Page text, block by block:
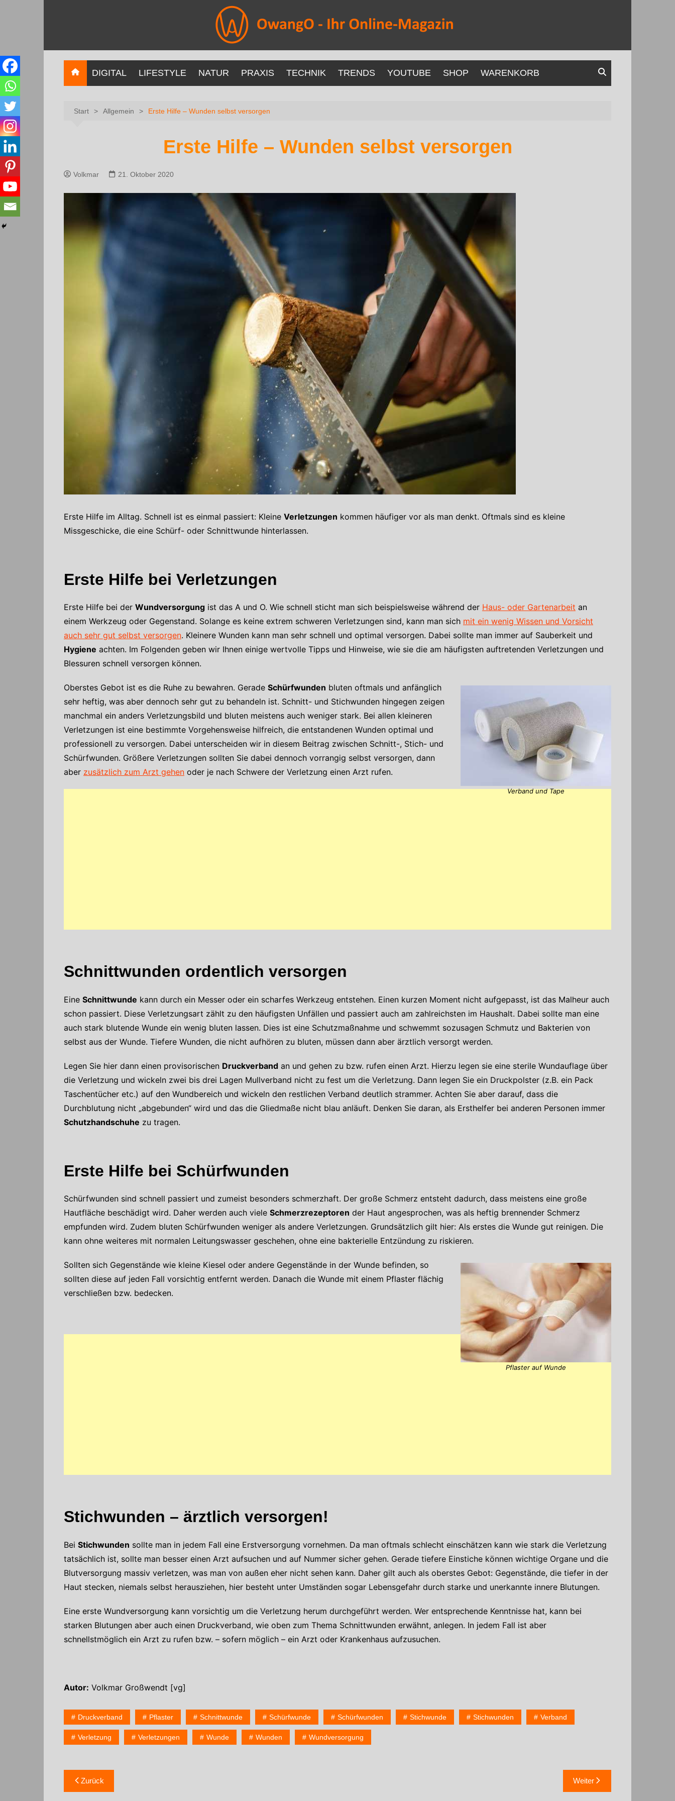
DIGITAL LIFESTYLE NATUR PRAXIS TECHNIK TRENDS YOUTUBE SHOP WARENKORB
Start Allgemein Erste Hilfe – Wunden selbst versorgen
Erste Hilfe – Wunden selbst versorgen
Volkmar 21. Oktober 2020
Erste Hilfe im Alltag. Schnell ist es einmal passiert: Kleine Verletzungen kommen häufiger vor als man denkt. Oftmals sind es kleine
Missgeschicke, die eine Schürf- oder Schnittwunde hinterlassen.
Erste Hilfe bei Verletzungen
Erste Hilfe bei der Wundversorgung ist das A und O. Wie schnell sticht man sich beispielsweise während der Haus- oder Gartenarbeit an
einem Werkzeug oder Gegenstand. Solange es keine extrem schweren Verletzungen sind, kann man sich mit ein wenig Wissen und Vorsicht
auch sehr gut selbst versorgen. Kleinere Wunden kann man sehr schnell und optimal versorgen. Dabei sollte man immer auf Sauberkeit und
Hygiene achten. Im Folgenden geben wir Ihnen einige wertvolle Tipps und Hinweise, wie sie die am häufigsten auftretenden Verletzungen und
Blessuren schnell versorgen können.
Verband und Tape
Oberstes Gebot ist es die Ruhe zu bewahren. Gerade Schürfwunden bluten oftmals und anfänglich
sehr heftig, was aber dennoch sehr gut zu behandeln ist. Schnitt- und Stichwunden hingegen zeigen
manchmal ein anders Verletzungsbild und bluten meistens auch weniger stark. Bei allen kleineren
Verletzungen ist eine bestimmte Vorgehensweise hilfreich, die entstandenen Wunden optimal und
professionell zu versorgen. Dabei unterscheiden wir in diesem Beitrag zwischen Schnitt-, Stich- und
Schürfwunden. Größere Verletzungen sollten Sie dabei dennoch vorrangig selbst versorgen, dann
aber zusätzlich zum Arzt gehen oder je nach Schwere der Verletzung einen Arzt rufen.
Schnittwunden ordentlich versorgen
Eine Schnittwunde kann durch ein Messer oder ein scharfes Werkzeug entstehen. Einen kurzen Moment nicht aufgepasst, ist das Malheur auch
schon passiert. Diese Verletzungsart zählt zu den häufigsten Unfällen und passiert auch am zahlreichsten im Haushalt. Dabei sollte man eine
auch stark blutende Wunde ein wenig bluten lassen. Dies ist eine Schutzmaßnahme und schwemmt sozusagen Schmutz und Bakterien von
selbst aus der Wunde. Tiefere Wunden, die nicht aufhören zu bluten, müssen dann aber ärztlich versorgt werden.
Legen Sie hier dann einen provisorischen Druckverband an und gehen zu bzw. rufen einen Arzt. Hierzu legen sie eine sterile Wundauflage über
die Verletzung und wickeln zwei bis drei Lagen Mullverband nicht zu fest um die Verletzung. Dann legen Sie ein Druckpolster (z.B. ein Pack
Taschentücher etc.) auf den Wundbereich und wickeln den restlichen Verband deutlich strammer. Achten Sie aber darauf, dass die
Durchblutung nicht „abgebunden“ wird und das die Gliedmaße nicht blau anläuft. Denken Sie daran, als Ersthelfer bei anderen Personen immer
Schutzhandschuhe zu tragen.
Erste Hilfe bei Schürfwunden
Schürfwunden sind schnell passiert und zumeist besonders schmerzhaft. Der große Schmerz entsteht dadurch, dass meistens eine große
Hautfläche beschädigt wird. Daher werden auch viele Schmerzrezeptoren der Haut angesprochen, was als heftig brennender Schmerz
empfunden wird. Zudem bluten Schürfwunden weniger als andere Verletzungen. Grundsätzlich gilt hier: Als erstes die Wunde gut reinigen. Die
kann ohne weiteres mit normalen Leitungswasser geschehen, ohne eine bakterielle Entzündung zu riskieren.
Pflaster auf Wunde
Sollten sich Gegenstände wie kleine Kiesel oder andere Gegenstände in der Wunde befinden, so
sollten diese auf jeden Fall vorsichtig entfernt werden. Danach die Wunde mit einem Pflaster flächig
verschließen bzw. bedecken.
Stichwunden – ärztlich versorgen!
Bei Stichwunden sollte man in jedem Fall eine Erstversorgung vornehmen. Da man oftmals schlecht einschätzen kann wie stark die Verletzung
tatsächlich ist, sollte man besser einen Arzt aufsuchen und auf Nummer sicher gehen. Gerade tiefere Einstiche können wichtige Organe und die
Blutversorgung massiv verletzen, was man von außen eher nicht sehen kann. Daher gilt auch als oberstes Gebot: Gegenstände, die tiefer in der
Haut stecken, niemals selbst herausziehen, hier besteht unter Umständen sogar Lebensgefahr durch starke und unerkannte innere Blutungen.
Eine erste Wundversorgung kann vorsichtig um die Verletzung herum durchgeführt werden. Wer entsprechende Kenntnisse hat, kann bei
starken Blutungen aber auch einen Druckverband, wie oben zum Thema Schnittwunden erwähnt, anlegen. In jedem Fall ist aber
schnellstmöglich ein Arzt zu rufen bzw. – sofern möglich – ein Arzt oder Krankenhaus aufzusuchen.
Autor: Volkmar Großwendt [vg]
Druckverband Pflaster Schnittwunde Schürfwunde Schürfwunden Stichwunde Stichwunden Verband
Verletzung Verletzungen Wunde Wunden Wundversorgung
Zurück Weiter